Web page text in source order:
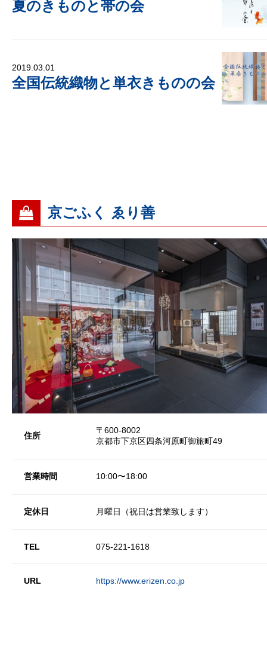
夏のきものと帯の会
2019.03.01
全国伝統織物と単衣きものの会
京ごふく ゑり善
住所
〒600-8002
京都市下京区四条河原町御旅町49
営業時間 10:00〜18:00
定休日 月曜日（祝日は営業致します）
TEL 075-221-1618
URL https://www.erizen.co.jp